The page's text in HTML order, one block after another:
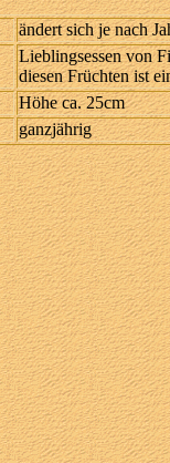
ändert sich je nach
Lieblingsessen von
diesen Früchten ist
Höhe ca. 25cm
ganzjährig